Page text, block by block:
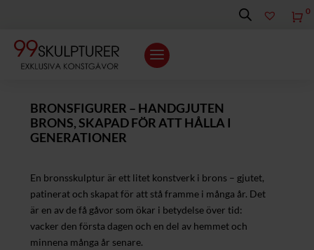
0
BRONSFIGURER – HANDGJUTEN
BRONS, SKAPAD FÖR ATT HÅLLA I
GENERATIONER
En bronsskulptur är ett litet konstverk i brons – gjutet,
patinerat och skapat för att stå framme i många år. Det
är en av de få gåvor som ökar i betydelse över tid:
vacker den första dagen och en del av hemmet och
minnena många år senare.